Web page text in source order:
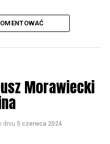
Morawiecki
dniu 5 czerwca 2024